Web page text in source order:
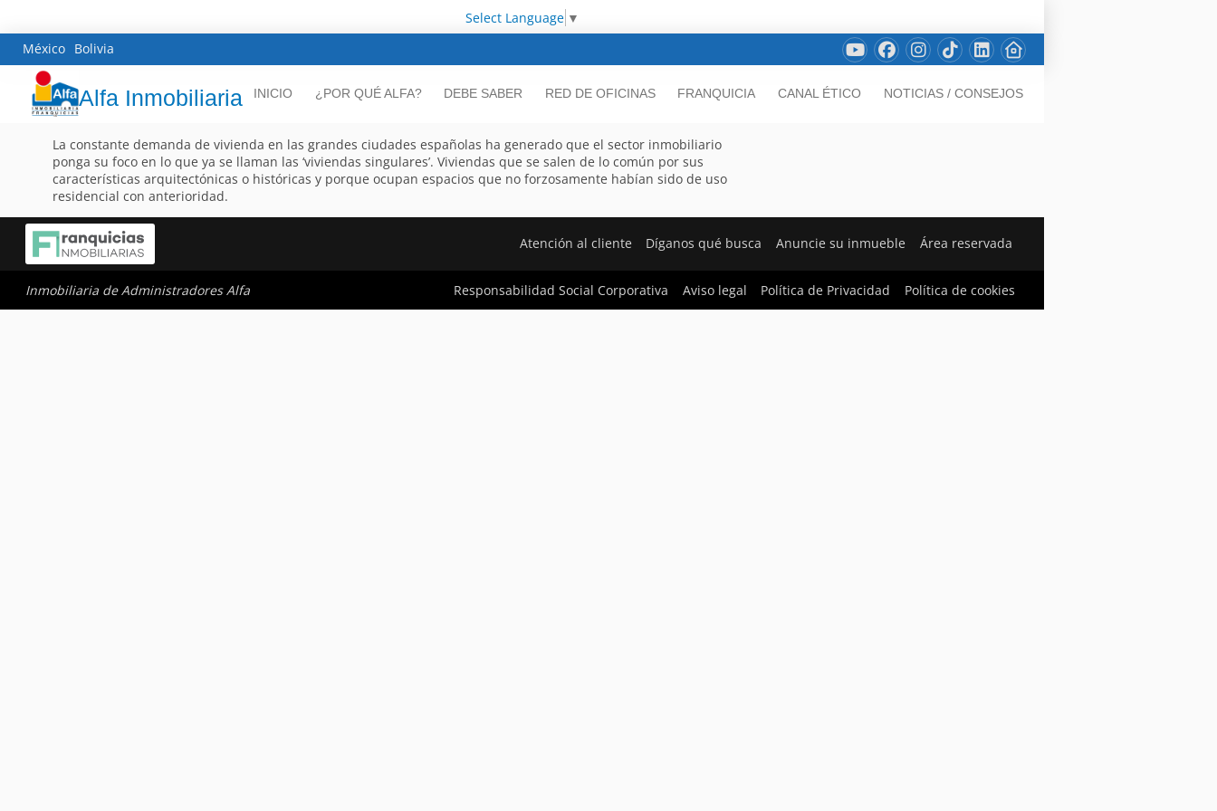
Select Language ▼
México Bolivia
Alfa Inmobiliaria INICIO ¿POR QUÉ ALFA? DEBE SABER RED DE OFICINAS FRANQUICIA CANAL ÉTICO NOTICIAS / CONSEJOS
La constante demanda de vivienda en las grandes ciudades españolas ha generado que el sector inmobiliario
ponga su foco en lo que ya se llaman las ‘viviendas singulares’. Viviendas que se salen de lo común por sus
características arquitectónicas o históricas y porque ocupan espacios que no forzosamente habían sido de uso
residencial con anterioridad.
Atención al cliente Díganos qué busca Anuncie su inmueble Área reservada
Inmobiliaria de Administradores Alfa Responsabilidad Social Corporativa Aviso legal Política de Privacidad Política de cookies